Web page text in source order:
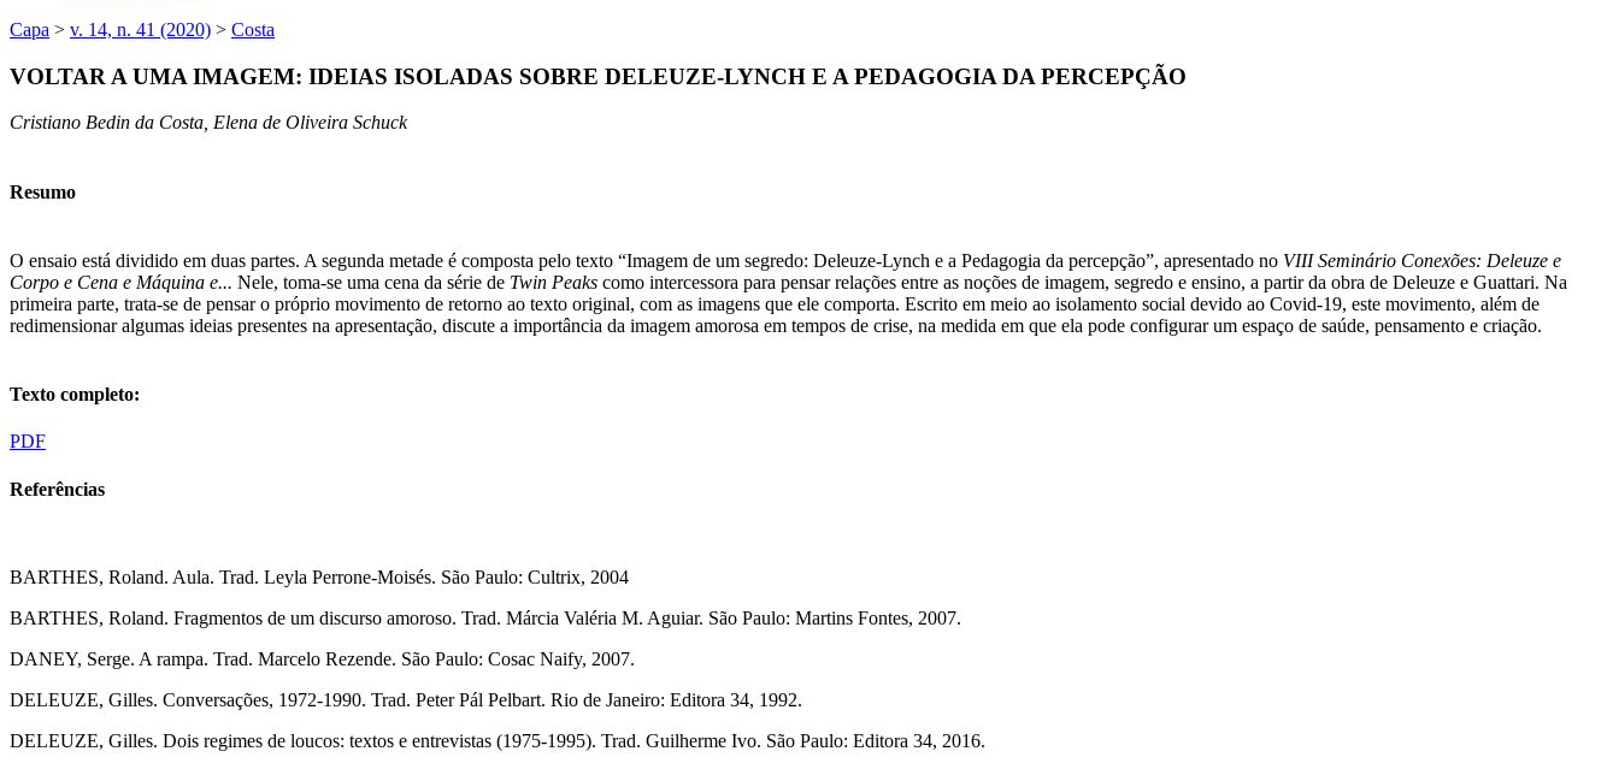
Capa > v. 14, n. 41 (2020) > Costa
VOLTAR A UMA IMAGEM: IDEIAS ISOLADAS SOBRE DELEUZE-LYNCH E A PEDAGOGIA DA PERCEPÇÃO
Cristiano Bedin da Costa, Elena de Oliveira Schuck
Resumo
O ensaio está dividido em duas partes. A segunda metade é composta pelo texto “Imagem de um segredo: Deleuze-Lynch e a Pedagogia da percepção”, apresentado no VIII Seminário Conexões: Deleuze e
Corpo e Cena e Máquina e... Nele, toma-se uma cena da série de Twin Peaks como intercessora para pensar relações entre as noções de imagem, segredo e ensino, a partir da obra de Deleuze e Guattari. Na
primeira parte, trata-se de pensar o próprio movimento de retorno ao texto original, com as imagens que ele comporta. Escrito em meio ao isolamento social devido ao Covid-19, este movimento, além de
redimensionar algumas ideias presentes na apresentação, discute a importância da imagem amorosa em tempos de crise, na medida em que ela pode configurar um espaço de saúde, pensamento e criação.
Texto completo:
PDF
Referências
BARTHES, Roland. Aula. Trad. Leyla Perrone-Moisés. São Paulo: Cultrix, 2004
BARTHES, Roland. Fragmentos de um discurso amoroso. Trad. Márcia Valéria M. Aguiar. São Paulo: Martins Fontes, 2007.
DANEY, Serge. A rampa. Trad. Marcelo Rezende. São Paulo: Cosac Naify, 2007.
DELEUZE, Gilles. Conversações, 1972-1990. Trad. Peter Pál Pelbart. Rio de Janeiro: Editora 34, 1992.
DELEUZE, Gilles. Dois regimes de loucos: textos e entrevistas (1975-1995). Trad. Guilherme Ivo. São Paulo: Editora 34, 2016.